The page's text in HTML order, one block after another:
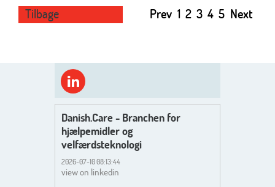
Tilbage Prev 1 2 3 4 5 Next
Danish.Care - Branchen for
hjælpemidler og
velfærdsteknologi
2026-07-10 08:13:44
view on linkedin